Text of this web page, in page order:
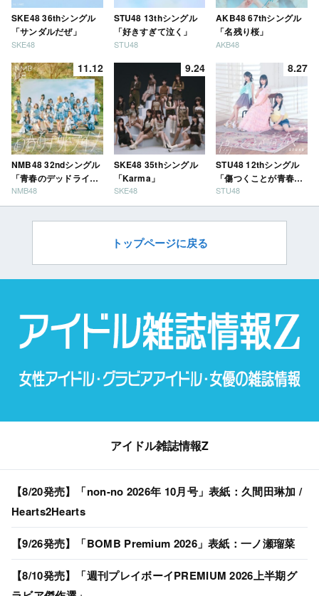
SKE48 36thシングル
「サンダルだぜ」
SKE48
STU48 13thシングル
「好きすぎて泣く」
STU48
AKB48 67thシングル
「名残り桜」
AKB48
11.12
NMB48 32ndシングル
「青春のデッドライ
ン」
NMB48
9.24
SKE48 35thシングル
「Karma」
SKE48
8.27
STU48 12thシングル
「傷つくことが青春
だ」
STU48
トップページに戻る
アイドル雑誌情報Z
【8/20発売】「non-no 2026年 10月号」表紙：久間田琳加 /
Hearts2Hearts
【9/26発売】「BOMB Premium 2026」表紙：一ノ瀬瑠菜
【8/10発売】「週刊プレイボーイPREMIUM 2026上半期グ